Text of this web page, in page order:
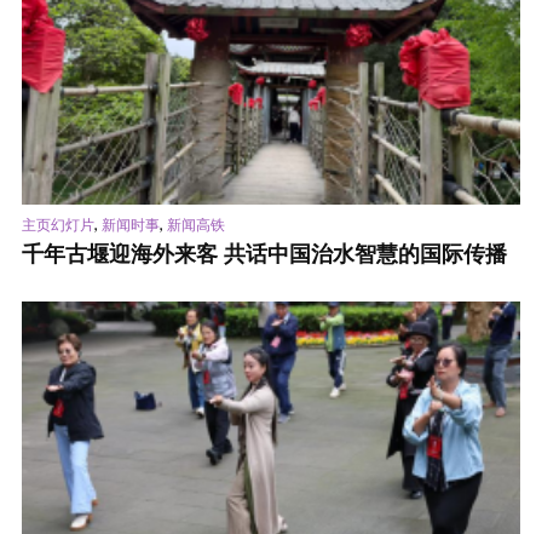
主页幻灯片, 新闻时事, 新闻高铁
千年古堰迎海外来客 共话中国治水智慧的国际传播